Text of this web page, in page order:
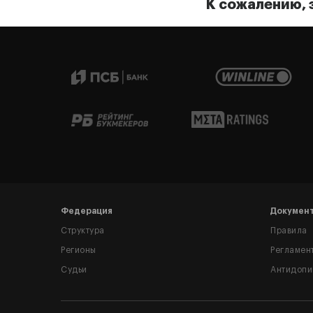
К сожалению,
Федерация
Структура
Регионы
Судьи
Правила